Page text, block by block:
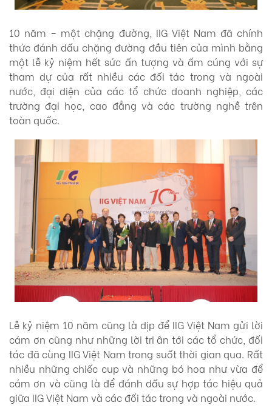
10 năm – một chặng đường, IIG Việt Nam đã chính
thức đánh dấu chặng đường đầu tiên của mình bằng
một lễ kỷ niệm hết sức ấn tượng và ấm cúng với sự
tham dự của rất nhiều các đối tác trong và ngoài
nước, đại diện của các tổ chức doanh nghiệp, các
trường đại học, cao đẳng và các trường nghề trên
toàn quốc.
Lễ kỷ niệm 10 năm cũng là dịp để IIG Việt Nam gửi lời
cám ơn cũng như những lời tri ân tới các tổ chức, đối
tác đã cùng IIG Việt Nam trong suốt thời gian qua. Rất
nhiều những chiếc cup và những bó hoa như vừa để
cám ơn và cũng là để đánh dấu sự hợp tác hiệu quả
giữa IIG Việt Nam và các đối tác trong và ngoài nước.